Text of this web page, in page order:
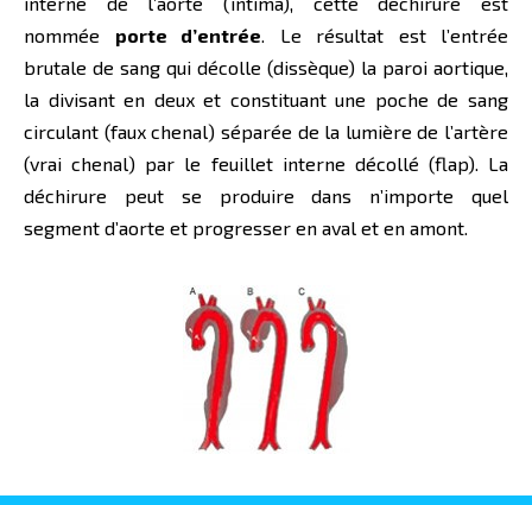
nommée porte d’entrée. Le résultat est l’entrée
brutale de sang qui décolle (dissèque) la paroi aortique,
la divisant en deux et constituant une poche de sang
circulant (faux chenal) séparée de la lumière de l’artère
(vrai chenal) par le feuillet interne décollé (flap). La
déchirure peut se produire dans n’importe quel
segment d’aorte et progresser en aval et en amont.